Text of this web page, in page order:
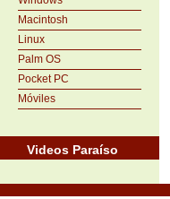
Macintosh
Linux
Palm OS
Pocket PC
Móviles
Videos Paraíso